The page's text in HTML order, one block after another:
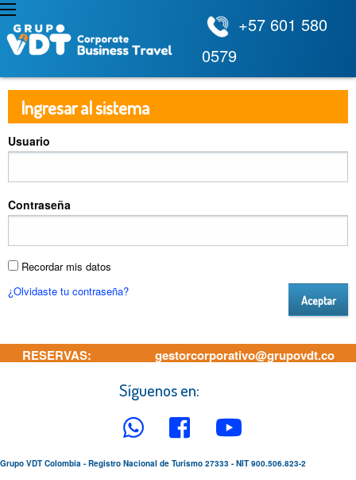
+57 601 580
0579
Ingresar al sistema
Usuario
Contraseña
Recordar mis datos
¿Olvidaste tu contraseña?
Aceptar
RESERVAS:
gestorcorporativo@grupovdt.co
Síguenos en:
Grupo VDT Colombia - Registro Nacional de Turismo 27333 - NIT 900.506.823-2